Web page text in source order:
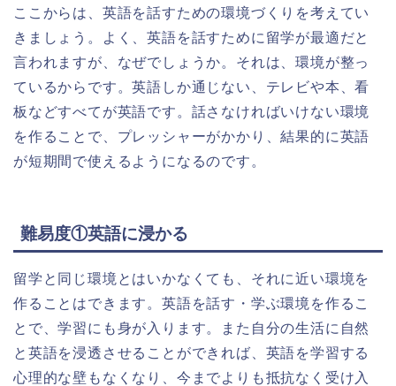
ここからは、英語を話すための環境づくりを考えてい
きましょう。よく、英語を話すために留学が最適だと
言われますが、なぜでしょうか。それは、環境が整っ
ているからです。英語しか通じない、テレビや本、看
板などすべてが英語です。話さなければいけない環境
を作ることで、プレッシャーがかかり、結果的に英語
が短期間で使えるようになるのです。
難易度①英語に浸かる
留学と同じ環境とはいかなくても、それに近い環境を
作ることはできます。英語を話す・学ぶ環境を作るこ
とで、学習にも身が入ります。また自分の生活に自然
と英語を浸透させることができれば、英語を学習する
心理的な壁もなくなり、今までよりも抵抗なく受け入